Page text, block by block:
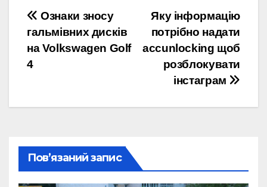
Навігація
записів
Яку інформацію
потрібно надати
accunlocking щоб
розблокувати
інстаграм
Ознаки зносу
гальмівних дисків
на Volkswagen Golf
4
Пов’язаний запис